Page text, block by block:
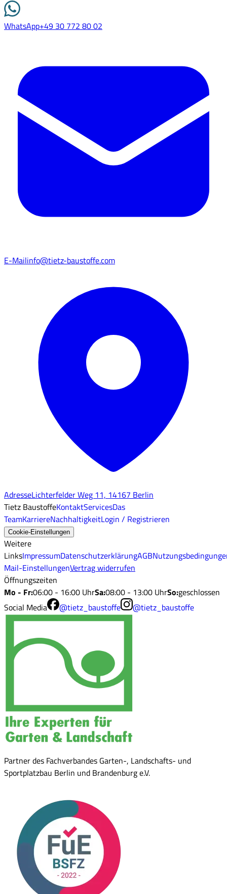
WhatsApp+49 30 772 80 02
E-Mailinfo@tietz-baustoffe.com
AdresseLichterfelder Weg 11, 14167 Berlin
Tietz BaustoffeKontaktServicesDas
TeamKarriereNachhaltigkeitLogin / Registrieren
Cookie-Einstellungen
Weitere
LinksImpressumDatenschutzerklärungAGB
Mail-EinstellungenVertrag widerrufen
Öffnungszeiten
Mo - Fr:06:00 - 16:00 UhrSa:08:00 - 13:00 UhrSo:geschlossen
Social Media
@tietz_baustoffe @tietz_baustoffe
Partner des Fachverbandes Garten-, Landschafts- und
Sportplatzbau Berlin und Brandenburg e.V.